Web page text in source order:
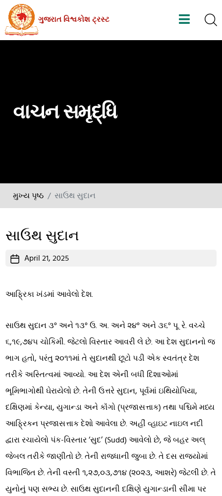
Skip
the
ગુજરાત વિશ્વકોશ ટ્રસ્ટ
વાચન સમૃદ્ધિ
મુખ્ય પૃષ્ઠ સાઉથ સુદાન
સાઉથ સુદાન
PostApril 21, 2025
આફ્રિકા ખંડમાં આવેલો દેશ.
સાઉથ સુદાન ૩° અને ૧૩° ઉ. અ. અને ૨૪° અને ૩૬° પૂ. રે. વચ્ચે
૬,૧૯,૭૪૫ ચોકિમી. જેટલો વિસ્તાર આવરી લે છે. આ દેશ સુદાનનો જ
ભાગ હતો, પરંતુ ૨૦૧૧માં તે સુદાનથી છૂટો પડી એક સ્વતંત્ર દેશ
તરીકે અસ્તિત્વમાં આવ્યો. આ દેશ એની બધી દિશાઓમાં
ભૂમિભાગોથી ઘેરાયેલો છે. તેની ઉત્તરે સુદાન, પૂર્વમાં ઇથિયોપિયા,
દક્ષિણમાં કેન્યા, યુગાન્ડા અને કૉંગો (પ્રજાસત્તાક) તથા પશ્ચિમે મધ્ય
આફ્રિકન પ્રજાસત્તાક દેશો આવેલા છે. અહીં વ્હાઇટ નાઇલ નદી
દ્વારા રચાયેલો પંક-વિસ્તાર ‘સુદ’ (Sudd) આવેલો છે, જે બહર અલ્
જેબલ તરીકે જાણીતો છે. તેની રાજધાની જુબા છે. તે દસ રાજ્યોમાં
વિભાજિત છે. તેની વસ્તી ૧,૨૭,૦૩,૭૧૪ (૨૦૨૩, આશરે) જેટલી છે. તે
યુનોનું પણ સભ્ય છે. સાઉથ સુદાનની દક્ષિણે યુગાન્ડાની સીમા પર